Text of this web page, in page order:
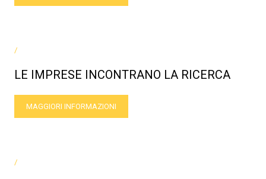
/
LE IMPRESE INCONTRANO LA RICERCA
MAGGIORI INFORMAZIONI
/